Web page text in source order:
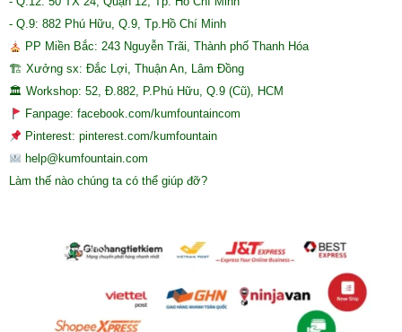
- Q.9: 882 Phú Hữu, Q.9, Tp.Hồ Chí Minh
PP Miền Bắc: 243 Nguyễn Trãi, Thành phố Thanh Hóa
🏗 Xưởng sx: Đắc Lợi, Thuận An, Lâm Đồng
🏛 Workshop: 52, Đ.882, P.Phú Hữu, Q.9 (Cũ), HCM
Fanpage: facebook.com/kumfountaincom
Pinterest: pinterest.com/kumfountain
help@kumfountain.com
Làm thế nào chúng ta có thể giúp đỡ?